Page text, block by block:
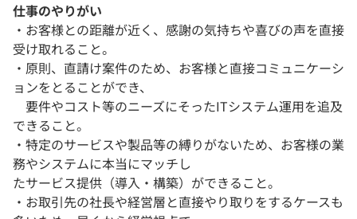
仕事のやりがい
・お客様との距離が近く、感謝の気持ちや喜びの声を直接
受け取れること。
・原則、直請け案件のため、お客様と直接コミュニケーシ
ョンをとることができ、
要件やコスト等のニーズにそったITシステム運用を追及
できること。
・特定のサービスや製品等の縛りがないため、お客様の業
務やシステムに本当にマッチし
たサービス提供（導入・構築）ができること。
・お取引先の社長や経営層と直接やり取りをするケースも